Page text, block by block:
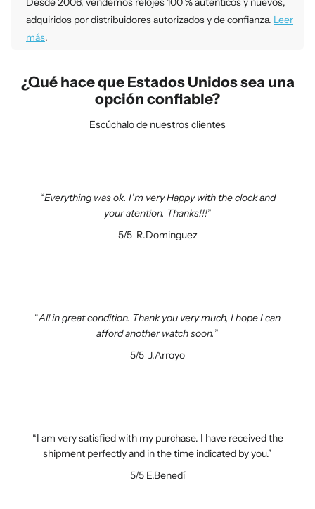
adquiridos por distribuidores autorizados y de confianza. Leer
más.
¿Qué hace que Estados Unidos sea una
opción confiable?
Escúchalo de nuestros clientes
Everything was ok. I’m very Happy with the clock and
your atention. Thanks!!!
5/5R.Dominguez
All in great condition. Thank you very much, I hope I can
afford another watch soon.
5/5 J.Arroyo
I am very satisfied with my purchase. I have received the
shipment perfectly and in the time indicated by you.
5/5 E.Benedí